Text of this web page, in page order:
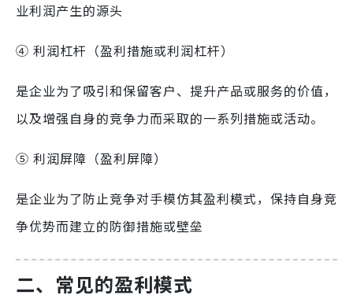
业利润产生的源头
④ 利润杠杆（盈利措施或利润杠杆）
是企业为了吸引和保留客户、提升产品或服务的价值，
以及增强自身的竞争力而采取的一系列措施或活动。
⑤ 利润屏障（盈利屏障）
是企业为了防止竞争对手模仿其盈利模式，保持自身竞
争优势而建立的防御措施或壁垒
二、常见的盈利模式